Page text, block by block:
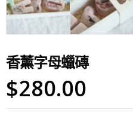
香薰字母蠟磚
$280.00